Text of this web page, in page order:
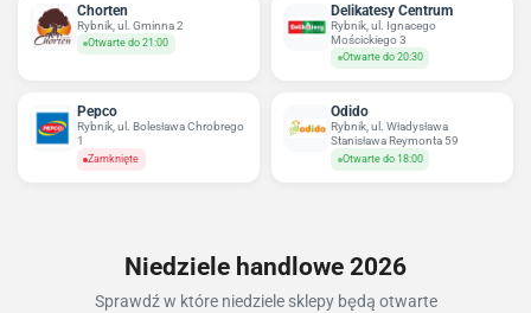
Chorten
Rybnik, ul. Gminna 2
Otwarte do 21:00
Delikatesy Centrum
Rybnik, ul. Ignacego
Mościckiego 3
Otwarte do 20:30
Pepco
Rybnik, ul. Bolesława Chrobrego
1
Zamknięte
Odido
Rybnik, ul. Władysława
Stanisława Reymonta 59
Otwarte do 18:00
Niedziele handlowe 2026
Sprawdź w które niedziele sklepy będą otwarte